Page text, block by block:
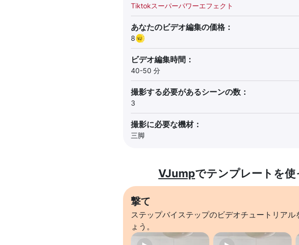
Tiktokスーパーパワーエフェクト
あなたのビデオ編集の価格：
8
ビデオ編集時間：
40-50 分
撮影する必要があるシーンの数：
3
撮影に必要な機材：
三脚
VJumpでテンプレートを
撃て
ステップバイステップのビデオチュートリア
ょう。